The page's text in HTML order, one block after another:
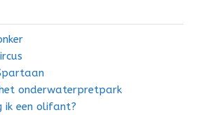
het onderwaterpretpark
ik een olifant?